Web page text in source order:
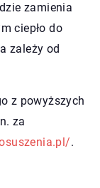
zamienia
ciepło do
zależy od
z powyższych
za
.